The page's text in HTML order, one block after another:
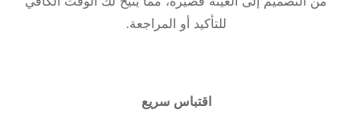
للتأكيد أو المراجعة.
اقتباس سريع